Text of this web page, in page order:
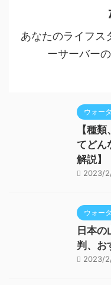
あなたのライフス
ーサーバー
ウォー
【種
てどん
解説】
2023/
ウォー
日本
判、お
2023/